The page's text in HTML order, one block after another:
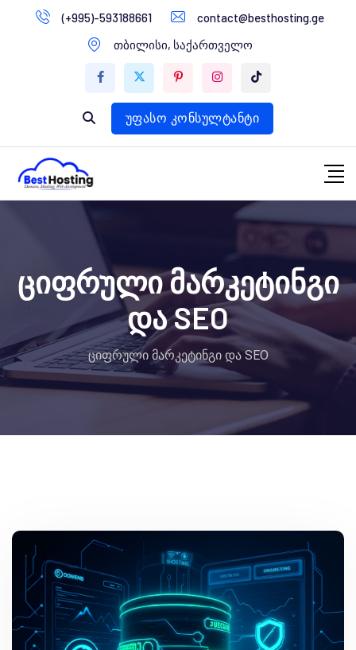
გადასვლა (+995)-593188661
contact@besthosting.ge
თბილისი, საქართველო
უფასო კონსულტანტი
დომენები
ციფრული მარკეტინგი
და SEO
ციფრული მარკეტინგი და SEO